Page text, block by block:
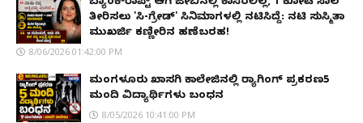
ತೀರಿಸಲು 'ಸಿ-ಗ್ರೇಡ್' ಸಿನಿಮಾಗಳಲ್ಲಿ ನಟಿಸಿದ್ದೆ: ನಟಿ ಸುಸ್ಮಿತಾ
ಮುಖರ್ಜಿ ಕಣ್ಣೀರಿನ ಹಣೆಬರಹ!
8/06/2026 01:42:00 PM
ಮಂಗಳೂರು ಖಾಸಗಿ ಕಾಲೇಜಿನಲ್ಲಿ ರ‌್ಯಾಗಿಂಗ್ ಪ್ರಕರಣ5
ಮಂದಿ ವಿದ್ಯಾರ್ಥಿಗಳು ಬಂಧನ
8/05/2026 10:41:00 PM